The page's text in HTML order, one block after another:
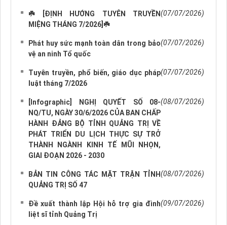
☘️ [ĐỊNH HƯỚNG TUYÊN TRUYỀN
MIỆNG THÁNG 7/2026]☘️
(07/07/2026)
Phát huy sức mạnh toàn dân trong bảo
vệ an ninh Tổ quốc
(07/07/2026)
Tuyên truyền, phổ biến, giáo dục pháp
luật tháng 7/2026
(07/07/2026)
[Infographic] NGHỊ QUYẾT SỐ 08-
NQ/TU, NGÀY 30/6/2026 CỦA BAN CHẤP
HÀNH ĐẢNG BỘ TỈNH QUẢNG TRỊ VỀ
PHÁT TRIỂN DU LỊCH THỰC SỰ TRỞ
THÀNH NGÀNH KINH TẾ MŨI NHỌN,
GIAI ĐOẠN 2026 - 2030
(08/07/2026)
BẢN TIN CÔNG TÁC MẶT TRẬN TỈNH
QUẢNG TRỊ SỐ 47
(08/07/2026)
Đề xuất thành lập Hội hỗ trợ gia đình
liệt sĩ tỉnh Quảng Trị
(09/07/2026)